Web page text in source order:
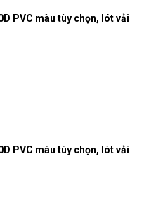
PVC màu tùy chọn, lót vải
PVC màu tùy chọn, lót vải